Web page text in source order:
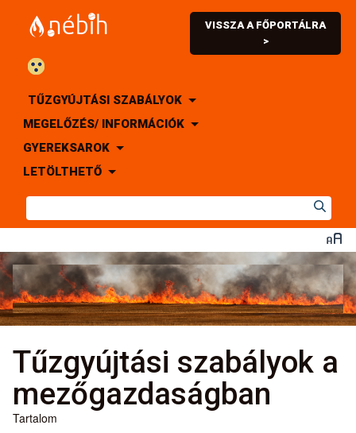
VISSZA A FŐPORTÁLRA
>
TŰZGYÚJTÁSI SZABÁLYOK
MEGELŐZÉS/ INFORMÁCIÓK
GYEREKSAROK
LETÖLTHETŐ
Tűzgyújtási szabályok a
mezőgazdaságban
Tartalom